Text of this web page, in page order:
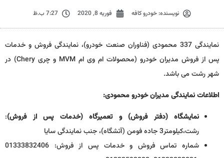
نویسنده:خودرو کافه فوریه 8, 2020 7:27 ب.ظ
نمایندگی 337 محمودی (فناوران صنعت خودرو)، نمایندگی فروش و خدمات
پس از فروش مدیران خودرو (محصولات ام وی ام MVM و چری Chery) در
شهر رشت می باشد.
اطلاعات نمایندگی مدیران خودرو محمودی:
نمایشگاه (دفتر فروش) و تعمیرگاه (خدمات پس از فروش):
رشت،کیلومتر3 جاده فومن (آتشگاه)، جنب نمایندگی سایا
شماره تماس فروش و خدمات پس از فروش: 01333832406